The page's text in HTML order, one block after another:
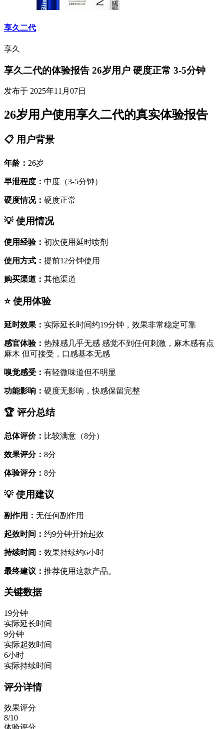
享久二代
享久
享久二代的体验报告 26岁用户 硬度正常 3-5分钟
发布于 2025年11月07日
26岁用户使用享久二代的真实体验报告
📋 用户背景
年龄： 26岁
早泄程度： 中度（3-5分钟）
硬度情况： 硬度正常
💡 使用情况
使用经验： 初次使用延时喷剂
使用方式： 提前12分钟使用
购买渠道： 其他渠道
⭐ 使用体验
延时效果： 实际延长时间约19分钟，效果非常稳定可靠
感官体验： 热辣感几乎无感 感觉不到任何刺激，麻木感有点
麻木 但可接受，口感基本无感
嗅觉感受： 有轻微味道但不明显
功能影响： 硬度无影响，快感保留完整
🏆 评分总结
总体评价： 比较满意（8分）
效果评分： 8分
体验评分： 8分
💡 使用建议
副作用： 无任何副作用
起效时间： 约9分钟开始起效
持续时间： 效果持续约6小时
最终建议： 推荐使用这款产品。
关键数据
19分钟
实际延长时间
9分钟
实际起效时间
6小时
实际持续时间
评分详情
效果评分
8/10